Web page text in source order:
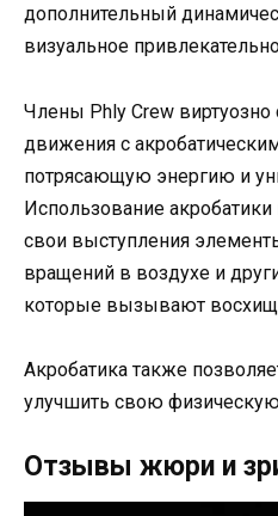
дополнительный
визуальное
Члены Phly Crew
движения с
потрясающую энергию и
Использование
свои выступления
вращений в воздухе и
которые вызывают
Акробатика также
улучшить свою
Отзывы жюри и